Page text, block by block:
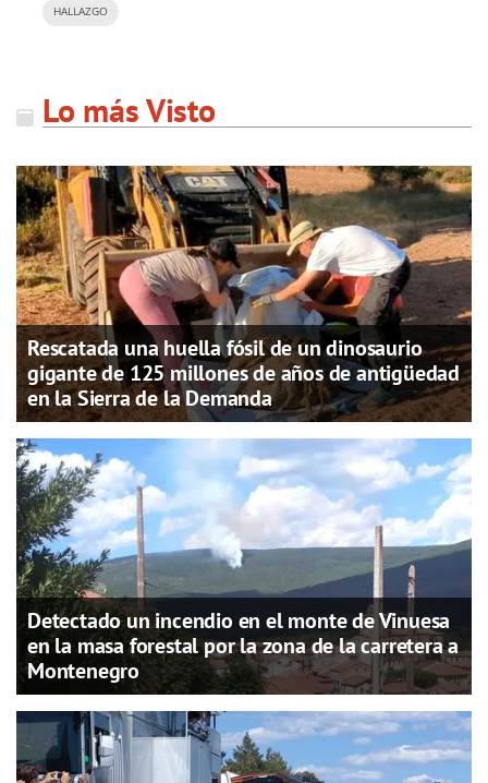
HALLAZGO
Lo más Visto
Rescatada una huella fósil de un dinosaurio
gigante de 125 millones de años de antigüedad
en la Sierra de la Demanda
Detectado un incendio en el monte de Vinuesa
en la masa forestal por la zona de la carretera a
Montenegro